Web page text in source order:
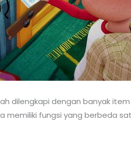
dilengkapi dengan banyak
fungsi yang berbeda